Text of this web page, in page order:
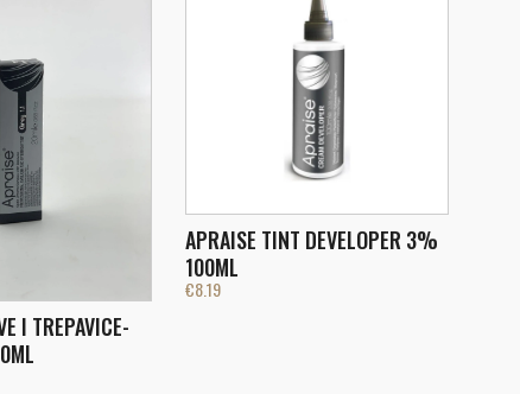
I TREPAVICE-
APRAISE TINT DEVELOPER 3%
100ML
€8.19